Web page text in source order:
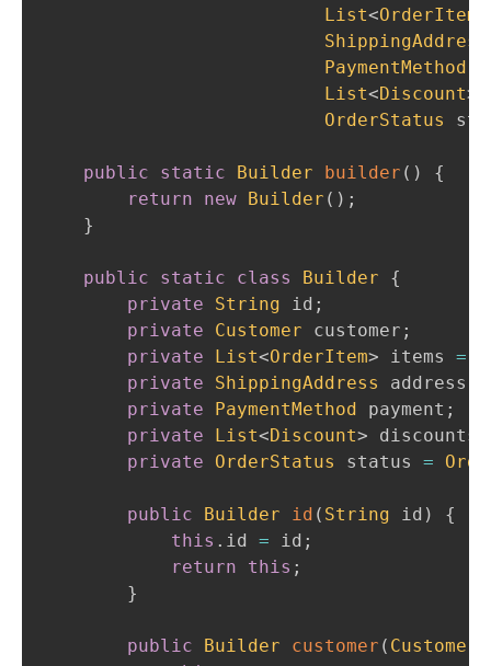
List<OrderItem
ShippingAddress
PaymentMethod
List<Discount>
OrderStatus
public static Builder builder ( )
{
return
new Builder ( ) ;
}
public static class Builder
{
private
String id ;
private
Customer customer ;
private
List<OrderItem> items =
private
ShippingAddress address
private
PaymentMethod payment ;
private
List<Discount> discounts
private
OrderStatus status =
public Builder id ( String id )
{
this . id = id ;
return
this ;
}
public Builder customer ( Customer